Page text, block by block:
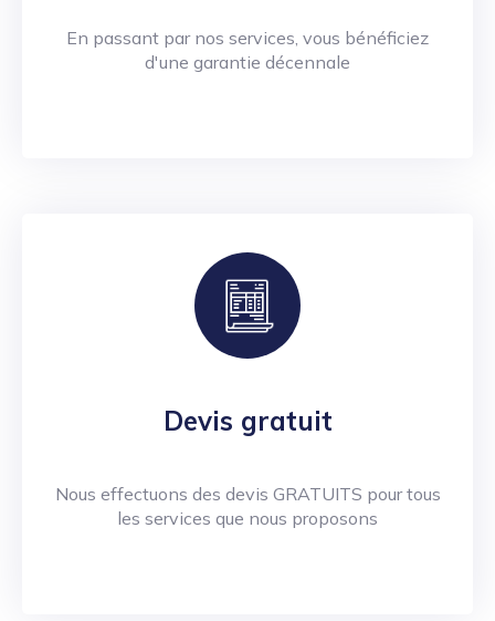
En passant par nos services, vous bénéficiez
d'une garantie décennale
Devis gratuit
Nous effectuons des devis GRATUITS pour tous
les services que nous proposons